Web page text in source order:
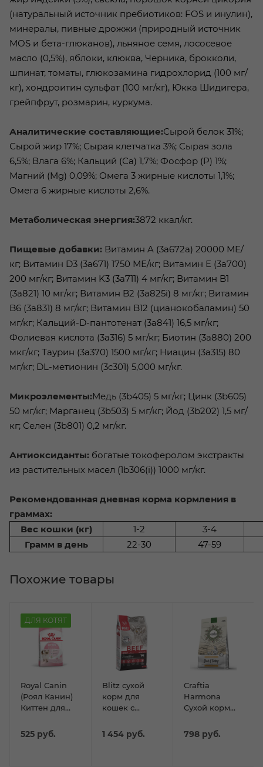
(натуральный источник пребиотиков: FOS и инулин),
минералы, пивные дрожжи (природный источник
MOS и бета-глюканов), льняное семя, лососевое
масло (0,5%), яблоки, клюква, Черника, брокколи,
шпинат, томаты, глюкозамина гидрохлорид (100 мг/
кг), хондроитин сульфат (100 мг/кг), Юкка Шидигера,
грейпфрут, розмарин, куркума.
Аналитические составляющие:Сырой белок 31%;
Сырой жир 17%; Сырая клетчатка 3%; Сырая зола
6,5%; Влага 6%; Кальций (Са) 1,7%; Фосфор (P) 1%;
Магний (Mg) 0,09%; Омега 3 жирные кислоты 1,1%;
Омега 6 жирные кислоты 2,6%.
Метаболическая энергия:3872 ккал/кг.
Пищевые добавки: Витамин A (3a672a) 20000 МЕ/
кг; Витамин D3 (3a671) 1750 МЕ/кг; Витамин Е (3a700)
200 мг/кг; Витамин K3 (3a711) 4 мг/кг; Витамин B1
(3a821) 10 мг/кг; Витамин B2 (3a825i) 8 мг/кг; Витамин
B6 (3a831) 8 мг/кг; Витамин B12 (цианокобаламин) 50
мг/кг; Кальций-D-пантотенат (3a841) 16,5 мг/кг;
Фолиевая кислота (3a316) 5 мг/кг; Биотин (3a880) 200
мкг/кг; Таурин (3a370) 1500 мг/кг; Ниацин (3a315) 80
мг/кг; DL-метионин (3c301) 5,000 мг/кг.
Микроэлементы:Медь (3b405) 5 мг/кг; Цинк (3b605)
50 мг/кг; Марганец (3b503) 5 мг/кг; Йод (3b202) 1,5 мг/
кг; Селен (3b801) 0,2 мг/кг.
Антиоксиданты: богатые токоферолом экстракты
из растительных масел (1b306(i)) 1000 мг/кг.
Рекомендованная дневная корма кормления в
граммах:
Вес кошки (кг)
1-2
3-4
Грамм в день
22-30 47-59
ДЛЯ КОТЯТ
Royal Canin
(Роял Канин)
Киттен для
525 руб.
Blitz сухой
корм для
кошек с
1 454руб.
Craftia
Harmona
Сухой корм
кошек из утки
и индейки
798руб.
Похожие товары